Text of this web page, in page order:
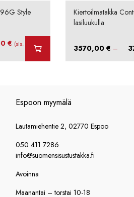
Style
€ Nykyinen
on:
(sis.
Kiertoilmatakka
lasiluukulla
3570,00 € –
Espoon myymälä
Lautamiehentie 2, 02770 Espoo
050 411 7286
info@suomensisustustakka.fi
Avoinna
Maanantai – torstai 10-18